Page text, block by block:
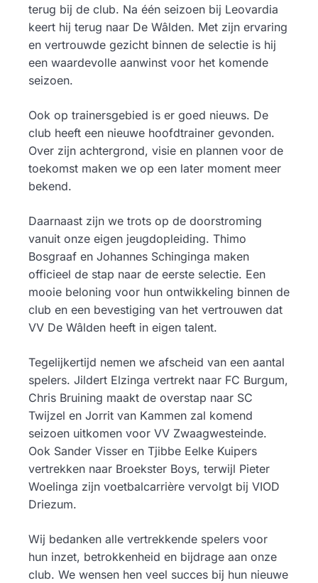
terug bij de club. Na één seizoen bij Leovardia
keert hij terug naar De Wâlden. Met zijn ervaring
en vertrouwde gezicht binnen de selectie is hij
een waardevolle aanwinst voor het komende
seizoen.
Ook op trainersgebied is er goed nieuws. De
club heeft een nieuwe hoofdtrainer gevonden.
Over zijn achtergrond, visie en plannen voor de
toekomst maken we op een later moment meer
bekend.
Daarnaast zijn we trots op de doorstroming
vanuit onze eigen jeugdopleiding. Thimo
Bosgraaf en Johannes Schinginga maken
officieel de stap naar de eerste selectie. Een
mooie beloning voor hun ontwikkeling binnen de
club en een bevestiging van het vertrouwen dat
VV De Wâlden heeft in eigen talent.
Tegelijkertijd nemen we afscheid van een aantal
spelers. Jildert Elzinga vertrekt naar FC Burgum,
Chris Bruining maakt de overstap naar SC
Twijzel en Jorrit van Kammen zal komend
seizoen uitkomen voor VV Zwaagwesteinde.
Ook Sander Visser en Tjibbe Eelke Kuipers
vertrekken naar Broekster Boys, terwijl Pieter
Woelinga zijn voetbalcarrière vervolgt bij VIOD
Driezum.
Wij bedanken alle vertrekkende spelers voor
hun inzet, betrokkenheid en bijdrage aan onze
club. We wensen hen veel succes bij hun nieuwe